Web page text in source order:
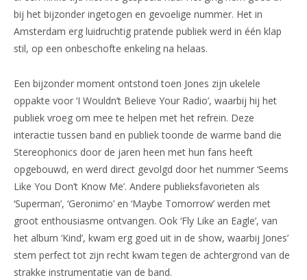
bij het bijzonder ingetogen en gevoelige nummer. Het in
Amsterdam erg luidruchtig pratende publiek werd in één klap
stil, op een onbeschofte enkeling na helaas.
Een bijzonder moment ontstond toen Jones zijn ukelele
oppakte voor ‘I Wouldn’t Believe Your Radio’, waarbij hij het
publiek vroeg om mee te helpen met het refrein. Deze
interactie tussen band en publiek toonde de warme band die
Stereophonics door de jaren heen met hun fans heeft
opgebouwd, en werd direct gevolgd door het nummer ‘Seems
Like You Don’t Know Me’. Andere publieksfavorieten als
‘Superman’, ‘Geronimo’ en ‘Maybe Tomorrow’ werden met
groot enthousiasme ontvangen. Ook ‘Fly Like an Eagle’, van
het album ‘Kind’, kwam erg goed uit in de show, waarbij Jones’
stem perfect tot zijn recht kwam tegen de achtergrond van de
strakke instrumentatie van de band.